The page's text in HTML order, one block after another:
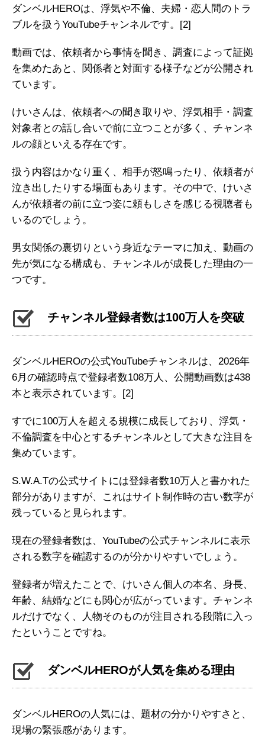
ダンベルHEROは、浮気や不倫、夫婦・恋人間のトラ
ブルを扱うYouTubeチャンネルです。 [2]
動画では、依頼者から事情を聞き、調査によって証拠
を集めたあと、関係者と対面する様子などが公開され
ています。
けいさんは、依頼者への聞き取りや、浮気相手・調査
対象者との話し合いで前に立つことが多く、チャンネ
ルの顔といえる存在です。
扱う内容はかなり重く、相手が怒鳴ったり、依頼者が
泣き出したりする場面もあります。その中で、けいさ
んが依頼者の前に立つ姿に頼もしさを感じる視聴者も
いるのでしょう。
男女関係の裏切りという身近なテーマに加え、動画の
先が気になる構成も、チャンネルが成長した理由の一
つです。
チャンネル登録者数は100万人を突破
ダンベルHEROの公式YouTubeチャンネルは、2026年
6月の確認時点で登録者数108万人、公開動画数は438
本と表示されています。 [2]
すでに100万人を超える規模に成長しており、浮気・
不倫調査を中心とするチャンネルとして大きな注目を
集めています。
S.W.A.Tの公式サイトには登録者数10万人と書かれた
部分がありますが、これはサイト制作時の古い数字が
残っていると見られます。
現在の登録者数は、YouTubeの公式チャンネルに表示
される数字を確認するのが分かりやすいでしょう。
登録者が増えたことで、けいさん個人の本名、身長、
年齢、結婚などにも関心が広がっています。チャンネ
ルだけでなく、人物そのものが注目される段階に入っ
たということですね。
ダンベルHEROが人気を集める理由
ダンベルHEROの人気には、題材の分かりやすさと、
現場の緊張感があります。